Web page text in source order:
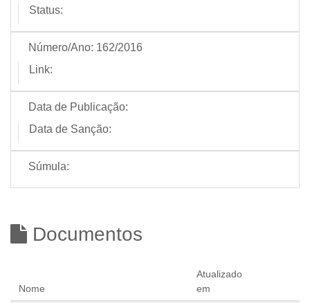
Status:
Número/Ano: 162/2016
Link:
Data de Publicação:
Data de Sanção:
Súmula:
Documentos
Nome
Atualizado
em